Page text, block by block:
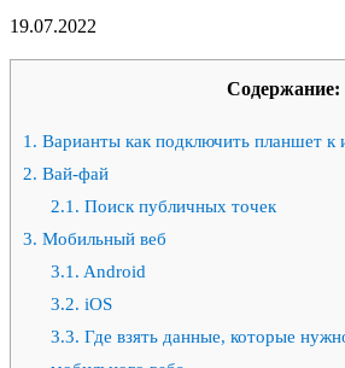
19.07.2022
Содержание:
1. Варианты как подключить планшет к
2. Вай-фай
2.1. Поиск публичных точек
3. Мобильный веб
3.1. Android
3.2. iOS
3.3. Где взять данные, которые